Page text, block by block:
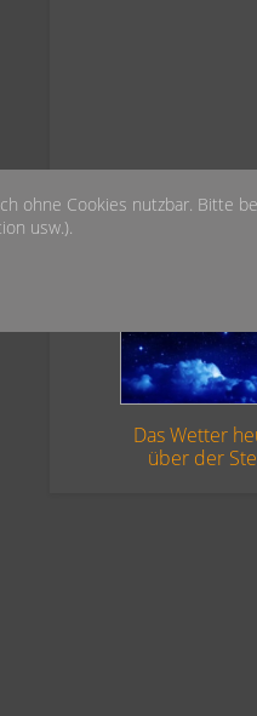
Das Wetter
über der
ohne Cookies nutzbar. Bitte
usw.).